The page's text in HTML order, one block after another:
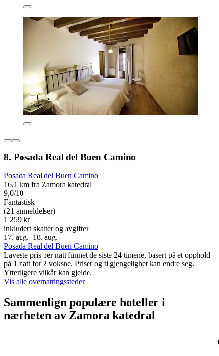
8. Posada Real del Buen Camino
Posada Real del Buen Camino
16,1 km fra Zamora katedral
9,0/10
Fantastisk
(21 anmeldelser)
1 259 kr
inkludert skatter og avgifter
17. aug.–18. aug.
Posada Real del Buen Camino
Laveste pris per natt funnet de siste 24 timene, basert på et opphold
på 1 natt for 2 voksne. Priser og tilgjengelighet kan endre seg.
Ytterligere vilkår kan gjelde.
Vis alle overnattingssteder
Sammenlign populære hoteller i
nærheten av Zamora katedral